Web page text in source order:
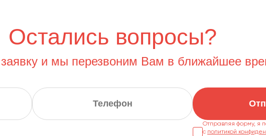
Остались вопросы?
заявку и мы перезвоним Вам в ближайшее
Отправляя форму, я
с политикой